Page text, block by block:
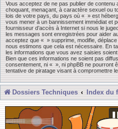
Vous acceptez de ne pas publier de contenu
choquant, menaçant, à caractère sexuel ou
lois de votre pays, du pays où « » est
vous mener à un bannissement immédiat et
fournisseur d’accès à Internet si nous le
les messages sont enregistrées pour aider
acceptez que « » supprime, modifie,
nous estimons que cela est nécessaire. En
les informations que vous avez saisies
Bien que ces informations ne soient pas
consentement, ni « », ni phpBB ne pourront
tentative de piratage visant à compromettre
Dossiers Techniques Index du